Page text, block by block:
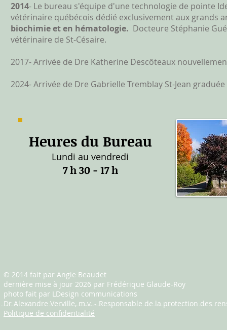
2014- Le bureau s'équipe d'une technologie de pointe
vétérinaire québécois dédié exclusivement aux grands
biochimie et en hématologie. Docteure Stéphanie
vétérinaire de St-Césaire.
2017- Arrivée de Dre Katherine Descôteaux
2024- Arrivée de Dre Gabrielle Tremblay St-Jean
Heures du Bureau
Lundi au vendredi
7 h 30 - 17 h
© 2014 fait par Angie Beaudet
dernière mise à jour 2026 par Frédérique Glaude-Roy
photo fait par LDesign communications
Dr Alexandre Verville, m.v. - Responsable de la protection des
Politique de confidentialité